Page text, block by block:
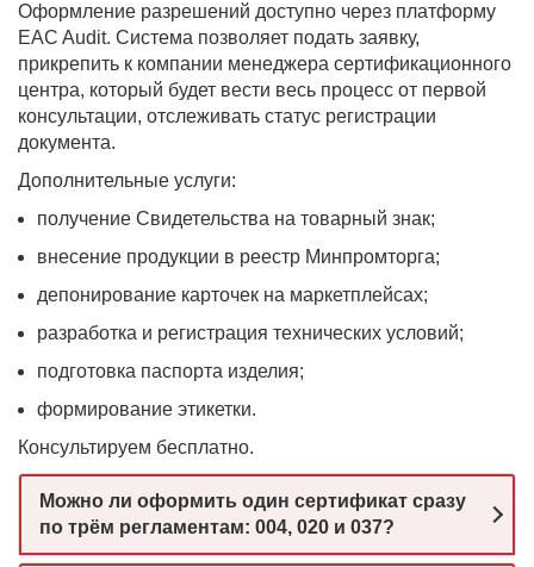
Оформление разрешений доступно через платформу
EAC Audit. Система позволяет подать заявку,
прикрепить к компании менеджера сертификационного
центра, который будет вести весь процесс от первой
консультации, отслеживать статус регистрации
документа.
Дополнительные услуги:
получение Свидетельства на товарный знак;
внесение продукции в реестр Минпромторга;
депонирование карточек на маркетплейсах;
разработка и регистрация технических условий;
подготовка паспорта изделия;
формирование этикетки.
Консультируем бесплатно.
Можно ли оформить один сертификат сразу
по трём регламентам: 004, 020 и 037?